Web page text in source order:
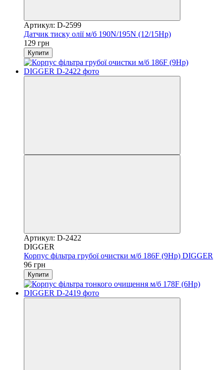
Артикул: D-2599
Датчик тиску олії м/б 190N/195N (12/15Hp)
129 грн
Купити
Артикул: D-2422
DIGGER
Корпус фільтра грубої очистки м/б 186F (9Hp) DIGGER
96 грн
Купити